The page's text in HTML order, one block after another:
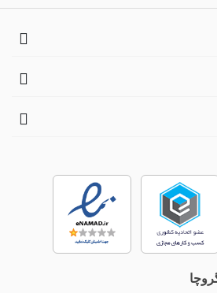
در دسته‌های زیر تقسیم‌بندی کرد: